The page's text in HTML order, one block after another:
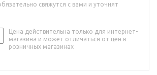
свяжутся с вами и уточнят
Цена действительна только для интернет-
магазина и может отличаться от цен в
розничных магазинах